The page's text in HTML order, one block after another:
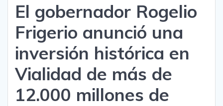
El gobernador Rogelio
Frigerio anunció una
inversión histórica en
Vialidad de más de
12.000 millones de